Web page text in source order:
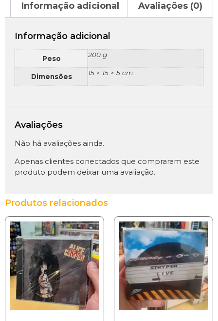
Informação adicional Avaliações (0)
Informação adicional
Peso 200 g
Dimensões 15 × 15 × 5 cm
Avaliações
Não há avaliações ainda.
Apenas clientes conectados que compraram este
produto podem deixar uma avaliação.
Produtos relacionados